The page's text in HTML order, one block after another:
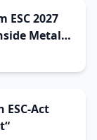
2027
Metal
Act